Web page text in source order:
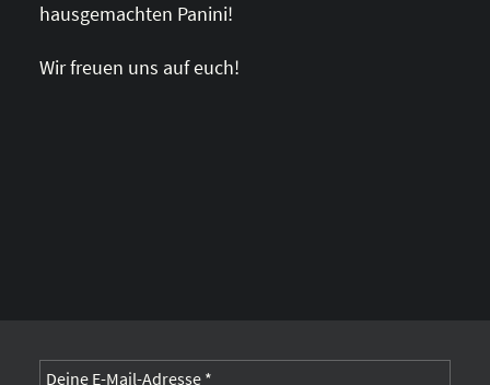
hausgemachten Panini!
Wir freuen uns auf euch!